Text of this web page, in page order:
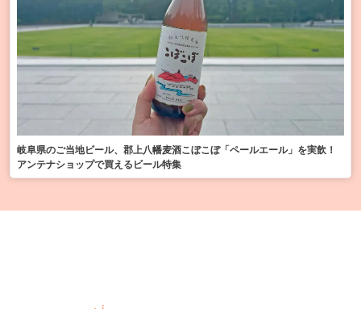
岐阜県のご当地ビール、郡上八幡麦酒こぼこぼ「ペールエール」を実飲！
アンテナショップで買えるビール特集